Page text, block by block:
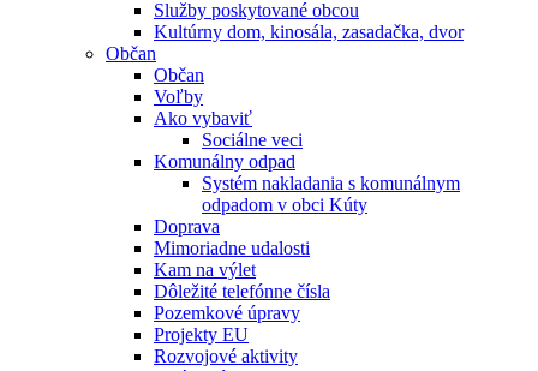
Služby poskytované obcou
Kultúrny dom, kinosála, zasadačka, dvor
Občan
Občan
Voľby
Ako vybaviť
Sociálne veci
Komunálny odpad
Systém nakladania s komunálnym
odpadom v obci Kúty
Doprava
Mimoriadne udalosti
Kam na výlet
Dôležité telefónne čísla
Pozemkové úpravy
Projekty EU
Rozvojové aktivity